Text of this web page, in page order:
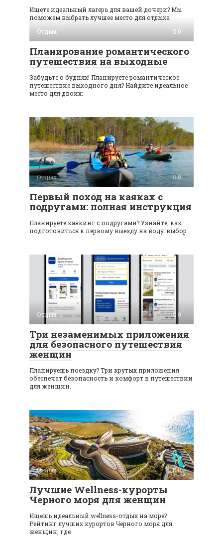
Ищете идеальный лагерь для вашей дочери? Мы
поможем выбрать лучшее место для отдыха
Отдых
0
Планирование романтического
путешествия на выходные
Забудьте о буднях! Планируете романтическое
путешествие выходного дня? Найдите идеальное
место для двоих:
Отдых 0
Первый поход на каяках с
подругами: полная инструкция
Планируете каякинг с подругами? Узнайте, как
подготовиться к первому выезду на воду: выбор
Отдых 0
Три незаменимых приложения
для безопасного путешествия
женщин
Планируешь поездку? Три крутых приложения
обеспечат безопасность и комфорт в путешествии
для женщин.
Отдых 0
Лучшие Wellness-курорты
Черного моря для женщин
Ищешь идеальный wellness-отдых на море?
Рейтинг лучших курортов Черного моря для
женщин, где